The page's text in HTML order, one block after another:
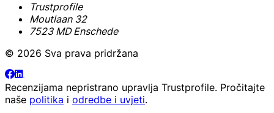
Trustprofile
Moutlaan 32
7523 MD Enschede
© 2026 Sva prava pridržana
Recenzijama nepristrano upravlja Trustprofile. Pročitajte
naše politika i odredbe i uvjeti.